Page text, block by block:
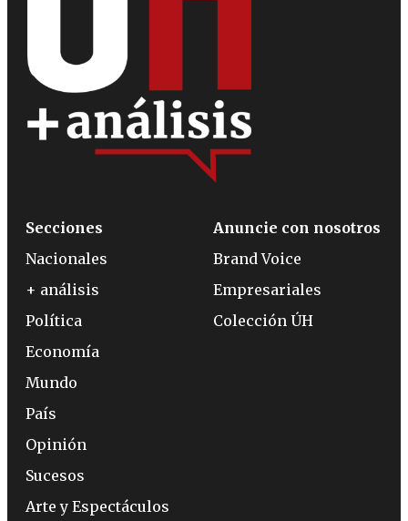
Secciones
Nacionales
+ análisis
Política
Economía
Mundo
País
Opinión
Sucesos
Arte y Espectáculos
Anuncie con nosotros
Brand Voice
Empresariales
Colección ÚH